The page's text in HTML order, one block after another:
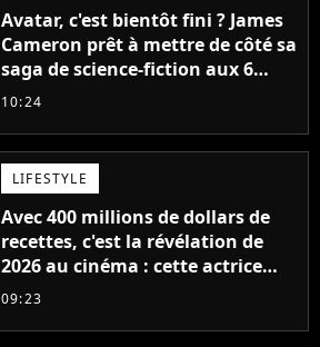
Avatar, c'est bientôt fini ? James
Cameron prêt à mettre de côté sa
saga de science-fiction aux 6
milliards de recettes
10:24
LIFESTYLE
Avec 400 millions de dollars de
recettes, c'est la révélation de
2026 au cinéma : cette actrice
adorée prête à remplacer
09:23